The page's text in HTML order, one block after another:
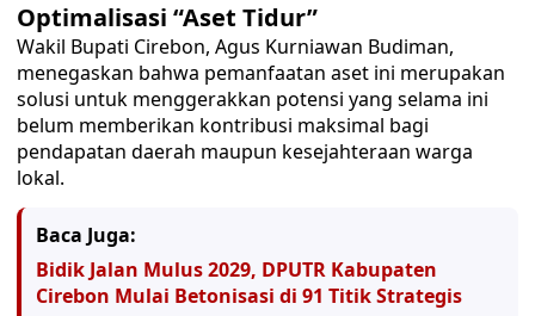
​Optimalisasi “Aset Tidur”
Wakil Bupati Cirebon, Agus Kurniawan Budiman,
menegaskan bahwa pemanfaatan aset ini merupakan
solusi untuk menggerakkan potensi yang selama ini
belum memberikan kontribusi maksimal bagi
pendapatan daerah maupun kesejahteraan warga
lokal.
Baca Juga:
Bidik Jalan Mulus 2029, DPUTR Kabupaten
Cirebon Mulai Betonisasi di 91 Titik Strategis